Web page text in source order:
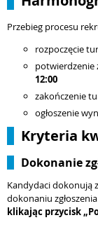
Przebieg procesu
rozpoczęcie
potwierdzenie
12:00
zakończenie
ogłoszenie
Kryteria
Dokonanie
Kandydaci dokonują
dokonaniu zgłoszenia
klikając przycisk